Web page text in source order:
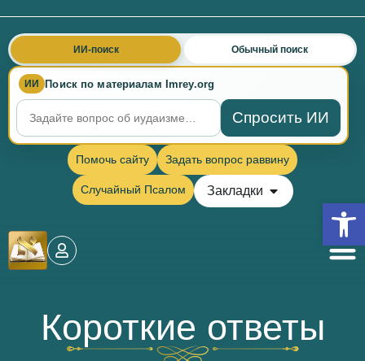
ИИ Поиск по материалам Imrey.org
Спросить ИИ
ИИ-поиск Обычный поиск
Помочь сайту Задать вопрос раввину
Случайный Псалом Закладки
Короткие ответы